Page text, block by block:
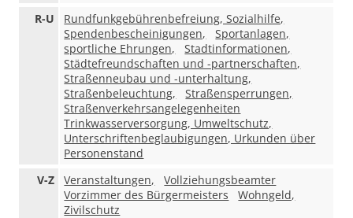
R-U
Rundfunkgebührenbefreiung, Sozialhilfe,
Spendenbescheinigungen,
Sportanlagen,
sportliche Ehrungen,
Stadtinformationen,
Städtefreundschaften und -partnerschaften,
Straßenneubau und -unterhaltung,
Straßenbeleuchtung,
Straßensperrungen,
Straßenverkehrsangelegenheiten
Trinkwasserversorgung, Umweltschutz,
Unterschriftenbeglaubigungen, Urkunden über
Personenstand
V-Z
Veranstaltungen,
Vollziehungsbeamter
Vorzimmer des Bürgermeisters
Wohngeld,
Zivilschutz